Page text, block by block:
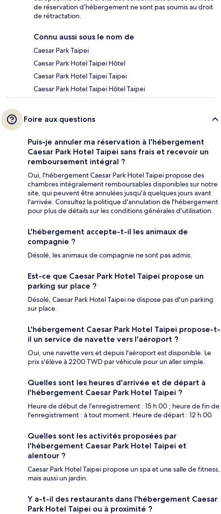
de réservation d’hébergement ne sont pas soumis au droit
de rétractation.
Connu aussi sous le nom de
Caesar Park Taipei
Caesar Park Hotel Taipei Hôtel
Caesar Park Hotel Taipei Taipei
Caesar Park Hotel Taipei Hôtel Taipei
Foire aux questions
Puis-je annuler ma réservation à l'hébergement
Caesar Park Hotel Taipei sans frais et recevoir un
remboursement intégral ?
Oui, l'hébergement Caesar Park Hotel Taipei propose des
chambres intégralement remboursables disponibles sur notre
site, qui peuvent être annulées jusqu'à quelques jours avant
l'arrivée. Consultez la politique d'annulation de l'hébergement
pour plus de détails sur les conditions générales d'utilisation.
L'hébergement accepte-t-il les animaux de
compagnie ?
Désolé, les animaux de compagnie ne sont pas admis.
Est-ce que Caesar Park Hotel Taipei propose un
parking sur place ?
Désolé, Caesar Park Hotel Taipei ne dispose pas d'un parking
sur place.
L'hébergement Caesar Park Hotel Taipei propose-t-
il un service de navette vers l'aéroport ?
Oui, une navette vers et depuis l'aéroport est disponible. Le
prix s'élève à 2200 TWD par véhicule pour un aller simple.
Quelles sont les heures d'arrivée et de départ à
l'hébergement Caesar Park Hotel Taipei ?
Heure de début de l'enregistrement : 15 h 00 ; heure de fin de
l'enregistrement : à tout moment. Heure de départ : 12 h 00.
Quelles sont les activités proposées par
l'hébergement Caesar Park Hotel Taipei et
alentour ?
Caesar Park Hotel Taipei propose un spa et une salle de fitness,
mais aussi un jardin.
Y a-t-il des restaurants dans l'hébergement Caesar
Park Hotel Taipei ou à proximité ?